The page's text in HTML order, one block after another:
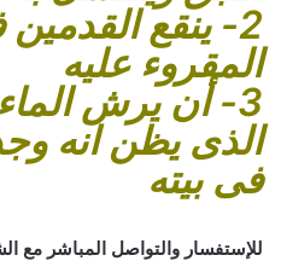
2- ينقع
المقروء عليه
3- أن يرش
الذى يظن انه
فى بيته
للإستفسار والتواصل المباشر مع